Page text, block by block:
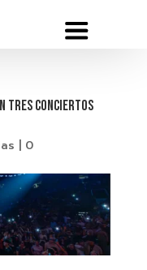
tres conciertos
0